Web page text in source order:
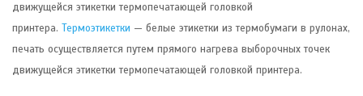
движущейся этикетки термопечатающей головкой
принтера. Термоэтикетки — белые этикетки из термобумаги в рулонах,
печать осуществляется путем прямого нагрева выборочных точек
движущейся этикетки термопечатающей головкой принтера.